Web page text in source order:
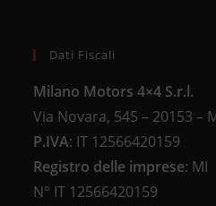
Dati Fiscali
Milano Motors 4×4 S.r.l.
Via Novara, 545 – 20153 –
P.IVA: IT 12566420159
Registro delle imprese: MI
N° IT 12566420159